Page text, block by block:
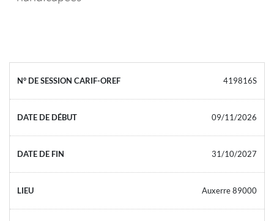
419816S
09/11/2026
31/10/2027
Auxerre 89000